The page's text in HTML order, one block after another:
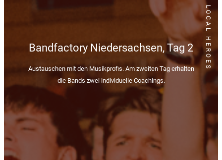
LOCAL HEROES
Bandfactory Niedersachsen, Tag 2
Austauschen mit den Musikprofis. Am zweiten Tag erhalten
die Bands zwei individuelle Coachings.